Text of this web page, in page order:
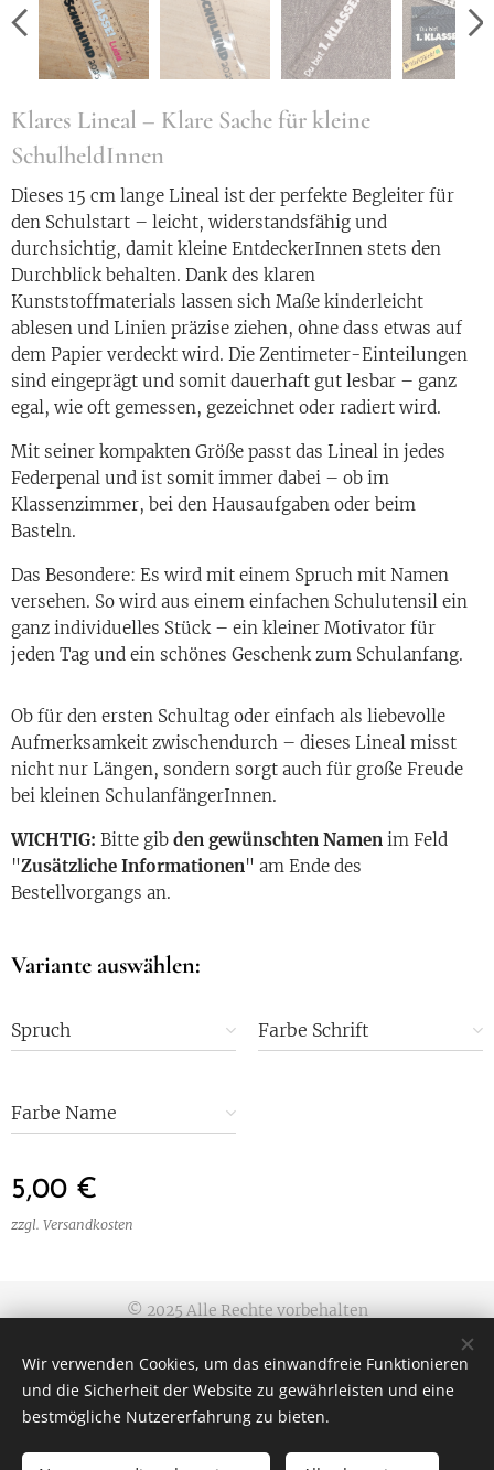
Klares Lineal – Klare Sache für kleine
SchulheldInnen
Dieses 15 cm lange Lineal ist der perfekte Begleiter für
den Schulstart – leicht, widerstandsfähig und
durchsichtig, damit kleine EntdeckerInnen stets den
Durchblick behalten. Dank des klaren
Kunststoffmaterials lassen sich Maße kinderleicht
ablesen und Linien präzise ziehen, ohne dass etwas auf
dem Papier verdeckt wird. Die Zentimeter-Einteilungen
sind eingeprägt und somit dauerhaft gut lesbar – ganz
egal, wie oft gemessen, gezeichnet oder radiert wird.
Mit seiner kompakten Größe passt das Lineal in jedes
Federpenal und ist somit immer dabei – ob im
Klassenzimmer, bei den Hausaufgaben oder beim
Basteln.
Das Besondere: Es wird mit einem Spruch mit Namen
versehen. So wird aus einem einfachen Schulutensil ein
ganz individuelles Stück – ein kleiner Motivator für
jeden Tag und ein schönes Geschenk zum Schulanfang.
Ob für den ersten Schultag oder einfach als liebevolle
Aufmerksamkeit zwischendurch – dieses Lineal misst
nicht nur Längen, sondern sorgt auch für große Freude
bei kleinen SchulanfängerInnen.
WICHTIG: Bitte gib den gewünschten Namen im Feld
"Zusätzliche Informationen" am Ende des
Bestellvorgangs an.
Variante auswählen:
Spruch Farbe Schrift
Farbe Name
5,00 €
zzgl. Versandkosten
© 2025 Alle Rechte vorbehalten
Datenschutzerklärung|
Impressum
Wir verwenden Cookies, um das einwandfreie Funktionieren
und die Sicherheit der Website zu gewährleisten und eine
bestmögliche Nutzererfahrung zu bieten.